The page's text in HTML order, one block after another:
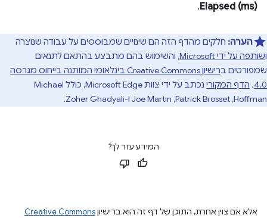
Elapsed (ms)
.
הערה: חלקים מהדף הזה הם שינויים שמבוססים על עבודה שנוצרה
ושותפה על ידי Microsoft
, והשימוש בהם מתבצע בהתאם לתנאים
שמפורטים ב
רישיון Creative Commons בינלאומי המותנה בייחוס מגרסה
4.0
. הדף המקורי
נכתב על ידי צוות Microsoft Edge, כולל Michael
Hoffman,‏ Patrick Brosset,‏ Joe Martin ו-Zoher Ghadyali.
המידע עזר לך?
אלא אם צוין אחרת, התוכן של דף זה הוא ברישיוןCreative Commons